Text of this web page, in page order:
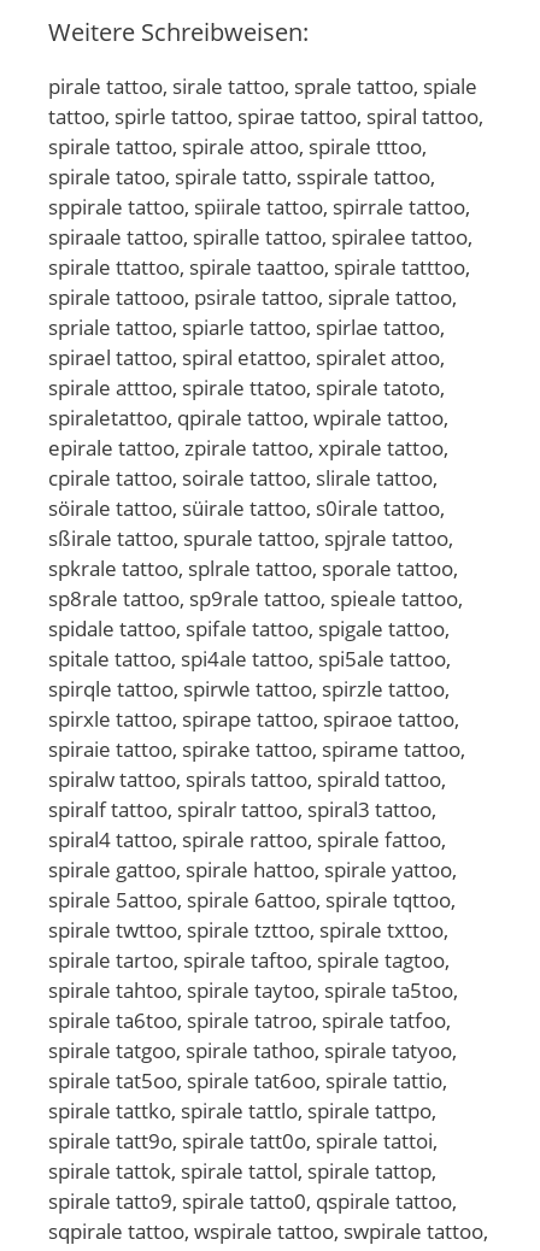
Weitere Schreibweisen:
pirale tattoo, sirale tattoo, sprale tattoo, spiale
tattoo, spirle tattoo, spirae tattoo, spiral tattoo,
spirale tattoo, spirale attoo, spirale tttoo,
spirale tatoo, spirale tatto, sspirale tattoo,
sppirale tattoo, spiirale tattoo, spirrale tattoo,
spiraale tattoo, spiralle tattoo, spiralee tattoo,
spirale ttattoo, spirale taattoo, spirale tatttoo,
spirale tattooo, psirale tattoo, siprale tattoo,
spriale tattoo, spiarle tattoo, spirlae tattoo,
spirael tattoo, spiral etattoo, spiralet attoo,
spirale atttoo, spirale ttatoo, spirale tatoto,
spiraletattoo, qpirale tattoo, wpirale tattoo,
epirale tattoo, zpirale tattoo, xpirale tattoo,
cpirale tattoo, soirale tattoo, slirale tattoo,
söirale tattoo, süirale tattoo, s0irale tattoo,
sßirale tattoo, spurale tattoo, spjrale tattoo,
spkrale tattoo, splrale tattoo, sporale tattoo,
sp8rale tattoo, sp9rale tattoo, spieale tattoo,
spidale tattoo, spifale tattoo, spigale tattoo,
spitale tattoo, spi4ale tattoo, spi5ale tattoo,
spirqle tattoo, spirwle tattoo, spirzle tattoo,
spirxle tattoo, spirape tattoo, spiraoe tattoo,
spiraie tattoo, spirake tattoo, spirame tattoo,
spiralw tattoo, spirals tattoo, spirald tattoo,
spiralf tattoo, spiralr tattoo, spiral3 tattoo,
spiral4 tattoo, spirale rattoo, spirale fattoo,
spirale gattoo, spirale hattoo, spirale yattoo,
spirale 5attoo, spirale 6attoo, spirale tqttoo,
spirale twttoo, spirale tzttoo, spirale txttoo,
spirale tartoo, spirale taftoo, spirale tagtoo,
spirale tahtoo, spirale taytoo, spirale ta5too,
spirale ta6too, spirale tatroo, spirale tatfoo,
spirale tatgoo, spirale tathoo, spirale tatyoo,
spirale tat5oo, spirale tat6oo, spirale tattio,
spirale tattko, spirale tattlo, spirale tattpo,
spirale tatt9o, spirale tatt0o, spirale tattoi,
spirale tattok, spirale tattol, spirale tattop,
spirale tatto9, spirale tatto0, qspirale tattoo,
sqpirale tattoo, wspirale tattoo, swpirale tattoo,